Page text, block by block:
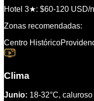
Hotel 3★: $60-120 USD/
Zonas recomendadas:
Centro Histórico
Clima
Junio: 18-32°C,